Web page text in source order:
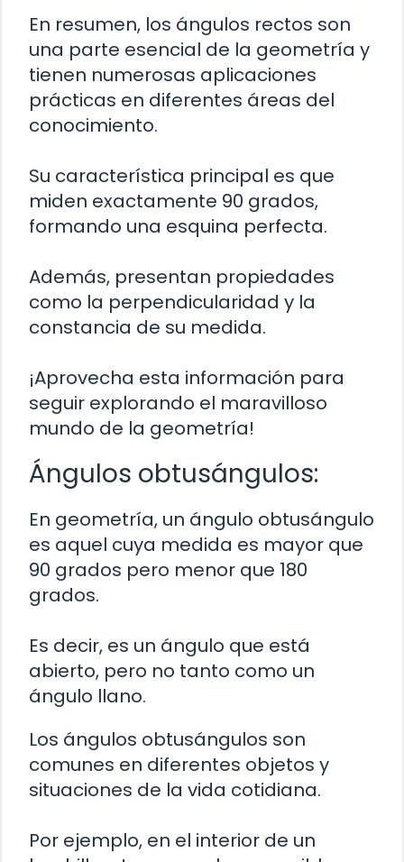
En resumen, los ángulos rectos son
una parte esencial de la geometría y
tienen numerosas aplicaciones
prácticas en diferentes áreas del
conocimiento.
Su característica principal es que
miden exactamente 90 grados,
formando una esquina perfecta.
Además, presentan propiedades
como la perpendicularidad y la
constancia de su medida.
¡Aprovecha esta información para
seguir explorando el maravilloso
mundo de la geometría!
Ángulos obtusángulos:
En geometría, un ángulo obtusángulo
es aquel cuya medida es mayor que
90 grados pero menor que 180
grados.
Es decir, es un ángulo que está
abierto, pero no tanto como un
ángulo llano.
Los ángulos obtusángulos son
comunes en diferentes objetos y
situaciones de la vida cotidiana.
Por ejemplo, en el interior de un